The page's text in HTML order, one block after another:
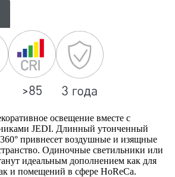
освещение вместе с
JEDI. Длинный утонченный
привнесет воздушные и изящные
Одиночные светильники или
идеальным дополнением как для
и помещений в сфере HoReCa.